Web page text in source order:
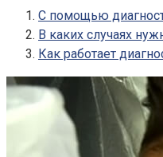
С помощью
В каких случаях
Как работает